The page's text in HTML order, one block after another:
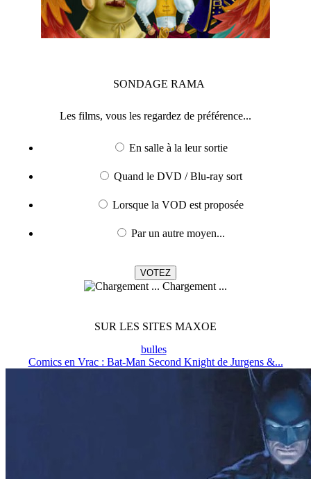
SONDAGE RAMA
Les films, vous les regardez de préférence...
En salle à la leur sortie
Quand le DVD / Blu-ray sort
Lorsque la VOD est proposée
Par un autre moyen...
Chargement ...
SUR LES SITES MAXOE
bulles
Comics en Vrac : Bat-Man Second Knight de Jurgens &...